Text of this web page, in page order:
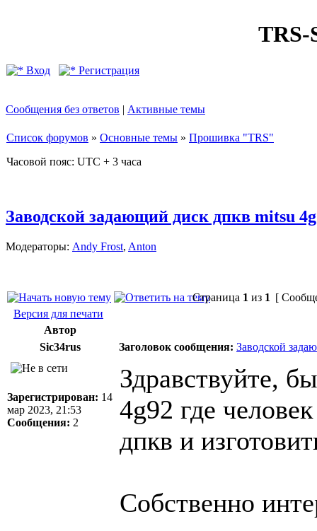
TRS-
Вход Регистрация
Сообщения без ответов | Активные темы
Список форумов » Основные темы » Прошивка "TRS"
Часовой пояс: UTC + 3 часа
Заводской задающий диск дпкв mitsu
Модераторы: Andy Frost, Anton
Страница 1 из 1 [
Версия для печати
Автор
Sic34rus
Заголовок сообщения: Заводской
Зарегистрирован: 14
мар 2023, 21:53
Сообщения: 2
Здравствуйте,
4g92 где
дпкв и
Собственно